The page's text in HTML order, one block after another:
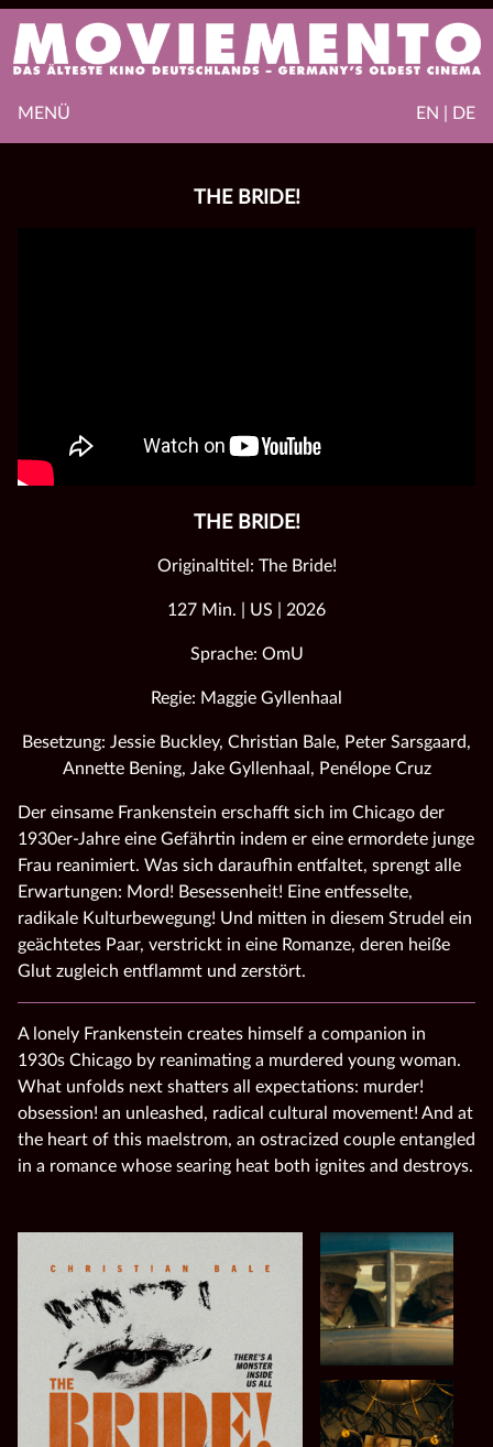
EN | DE
MENÜ
THE BRIDE!
THE BRIDE!
Originaltitel: The Bride!
127 Min. | US | 2026
Sprache: OmU
Regie: Maggie Gyllenhaal
Besetzung: Jessie Buckley, Christian Bale, Peter Sarsgaard,
Annette Bening, Jake Gyllenhaal, Penélope Cruz
Der einsame Frankenstein erschafft sich im Chicago der
1930er-Jahre eine Gefährtin indem er eine ermordete junge
Frau reanimiert. Was sich daraufhin entfaltet, sprengt alle
Erwartungen: Mord! Besessenheit! Eine entfesselte,
radikale Kulturbewegung! Und mitten in diesem Strudel ein
geächtetes Paar, verstrickt in eine Romanze, deren heiße
Glut zugleich entflammt und zerstört.
A lonely Frankenstein creates himself a companion in
1930s Chicago by reanimating a murdered young woman.
What unfolds next shatters all expectations: murder!
obsession! an unleashed, radical cultural movement! And at
the heart of this maelstrom, an ostracized couple entangled
in a romance whose searing heat both ignites and destroys.